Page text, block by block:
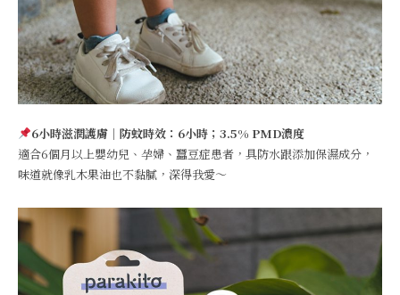
6小時滋潤護膚｜防蚊時效：6小時；3.5% PMD濃度
適合6個月以上嬰幼兒、孕婦、蠶豆症患者，具防水跟添加保濕成分，
味道就像乳木果油也不黏膩，深得我愛～